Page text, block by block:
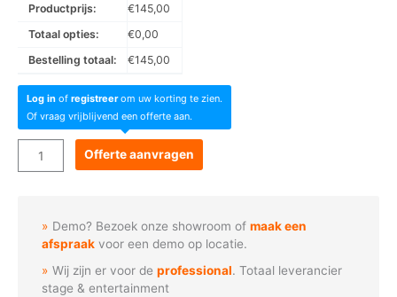
Productprijs: €145,00
Totaal opties:
€0,00
Bestelling totaal:
€145,00
Log in of registreerom uw korting te zien.
Of vraag vrijblijvend een offerte aan.
Goboservice
-
aantal
Offerte aanvragen
Demo? Bezoek onze showroom ofmaak een
afspraak voor een demo op locatie.
Wij zijn er voor deprofessional. Totaal leverancier
stage & entertainment